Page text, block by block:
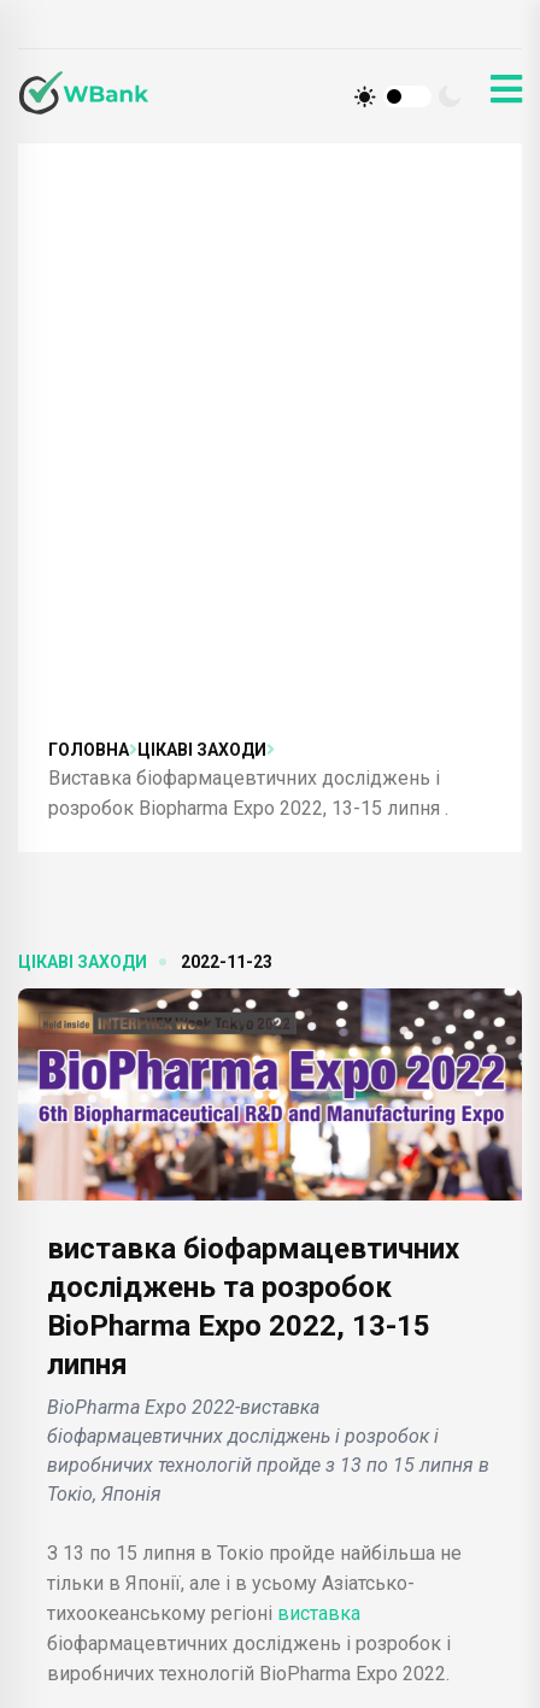
ГОЛОВНА ЦІКАВІ ЗАХОДИ
Виставка біофармацевтичних досліджень і
розробок Biopharma Expo 2022, 13-15 липня .
ЦІКАВІ ЗАХОДИ 2022-11-23
виставка біофармацевтичних
досліджень та розробок
BioPharma Expo 2022, 13-15
липня
BioPharma Expo 2022-виставка
біофармацевтичних досліджень і розробок і
виробничих технологій пройде з 13 по 15 липня в
Токіо, Японія
З 13 по 15 липня в Токіо пройде найбільша не
тільки в Японії, але і в усьому Азіатсько-
тихоокеанському регіоні виставка
біофармацевтичних досліджень і розробок і
виробничих технологій BioPharma Expo 2022.